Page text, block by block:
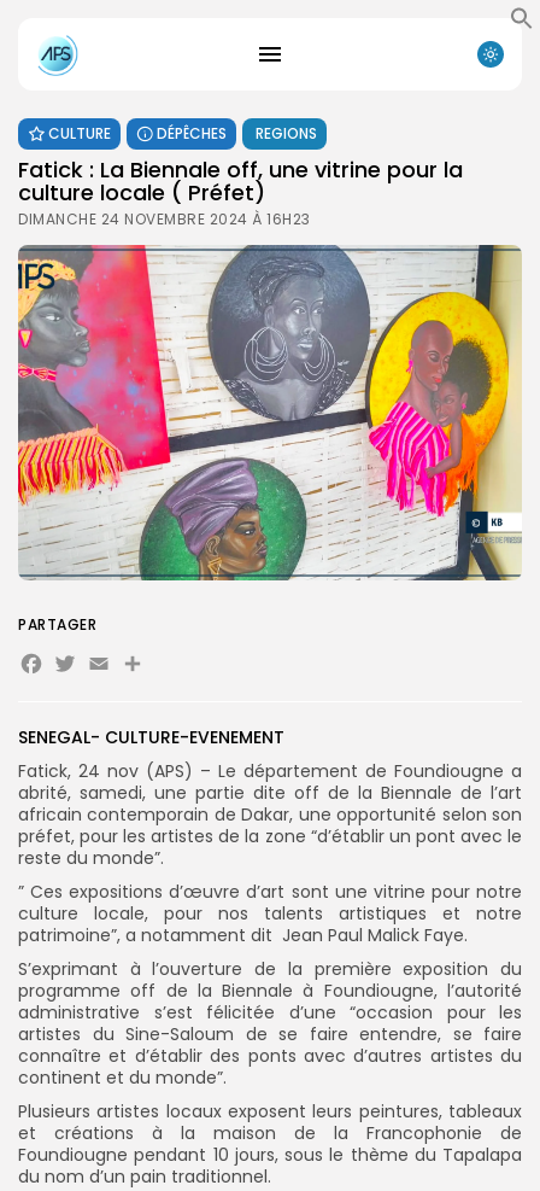
Search
for:
CULTURE DÉPÊCHES REGIONS
Fatick : La Biennale off, une vitrine pour la
culture locale ( Préfet)
DIMANCHE 24 NOVEMBRE 2024 À 16H23
SENEGAL- CULTURE-EVENEMENT
Fatick, 24 nov (APS) – Le département de Foundiougne a
abrité, samedi, une partie dite off de la Biennale de l’art
africain contemporain de Dakar, une opportunité selon son
préfet, pour les artistes de la zone “d’établir un pont avec le
reste du monde”.
” Ces expositions d’œuvre d’art sont une vitrine pour notre
culture locale, pour nos talents artistiques et notre
patrimoine”, a notamment dit Jean Paul Malick Faye.
S’exprimant à l’ouverture de la première exposition du
programme off de la Biennale à Foundiougne, l’autorité
administrative s’est félicitée d’une “occasion pour les
artistes du Sine-Saloum de se faire entendre, se faire
connaître et d’établir des ponts avec d’autres artistes du
continent et du monde”.
Plusieurs artistes locaux exposent leurs peintures, tableaux
et créations à la maison de la Francophonie de
Foundiougne pendant 10 jours, sous le thème du Tapalapa
du nom d’un pain traditionnel.
PARTAGER
Facebook
Twitter
EmailPartager